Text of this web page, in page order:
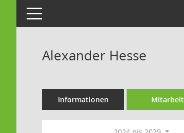
Toggle navigation
Alexander Hesse
Informationen Mitarbeit